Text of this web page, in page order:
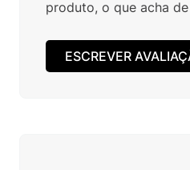
produto, o que acha
ESCREVER